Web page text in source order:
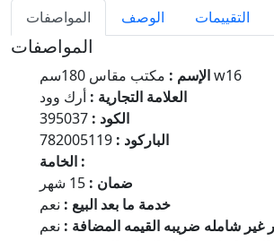
المواصفات الوصف التقييمات
المواصفات
الإسم :مكتب مقاس 180سم w16
العلامة التجارية : أرك وود
الكود : 395037
الباركود : 782005119
الخامة :
ضمان : 15 شهر
خدمة ما بعد البيع : نعم
غير شامله ضريبه القيمه المضافة : نعم